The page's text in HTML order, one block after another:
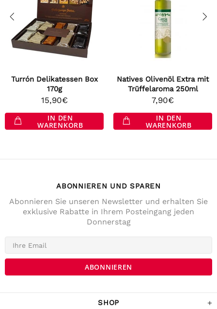
Turrón Delikatessen Box
170g
15,90€
IN DEN
WARENKORB
Natives Olivenöl Extra mit
Trüffelaroma 250ml
7,90€
IN DEN
WARENKORB
SHOP
ABONNIEREN UND SPAREN
Abonnieren Sie unseren Newsletter und erhalten Sie
exklusive Rabatte in Ihrem Posteingang jeden
Donnerstag
Bewertungen
Anonym
Verifizierter Kunde
Die Lieferung war prompt und schnell. Der
War Tage darauf auch im Geschäft und
habe noch ein paar Sachen gekaufrt.
Twitter